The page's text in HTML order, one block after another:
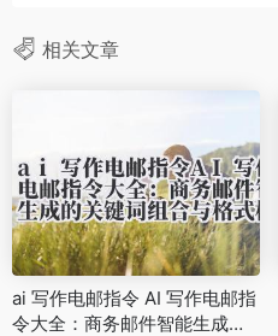
相关文章
ai 写作电邮指令 AI 写作电邮指
令大全：商务邮件智能生成的